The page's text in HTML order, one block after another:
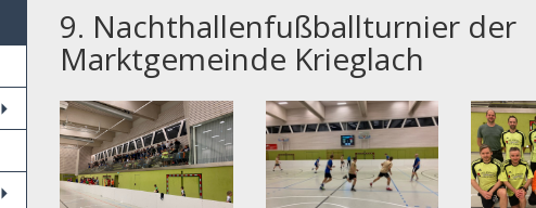
9. Nachthallenfußballturnier der
Marktgemeinde Krieglach